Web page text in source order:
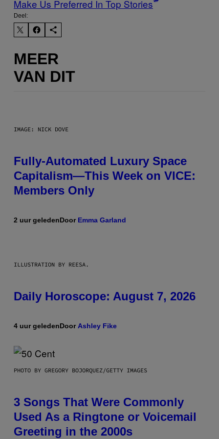
Make Us Preferred In Top Stories
Deel:
MEER
VAN DIT
IMAGE: NICK DOVE
Fully-Automated Luxury Space
Capitalism—This Week on VICE:
Members Only
2 uur geledenDoor Emma Garland
ILLUSTRATION BY REESA.
Daily Horoscope: August 7, 2026
4 uur geledenDoor Ashley Fike
PHOTO BY GREGORY BOJORQUEZ/GETTY IMAGES
3 Songs That Were Commonly
Used As a Ringtone or Voicemail
Greeting in the 2000s